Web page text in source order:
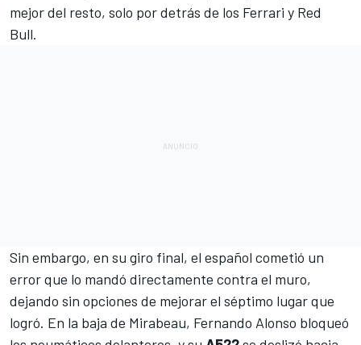
mejor del resto, solo por detrás de los Ferrari y Red
Bull.
Sin embargo, en su giro final, el español cometió un
error que lo mandó directamente contra el muro,
dejando sin opciones de mejorar el séptimo lugar que
logró. En la baja de Mirabeau, Fernando Alonso bloqueó